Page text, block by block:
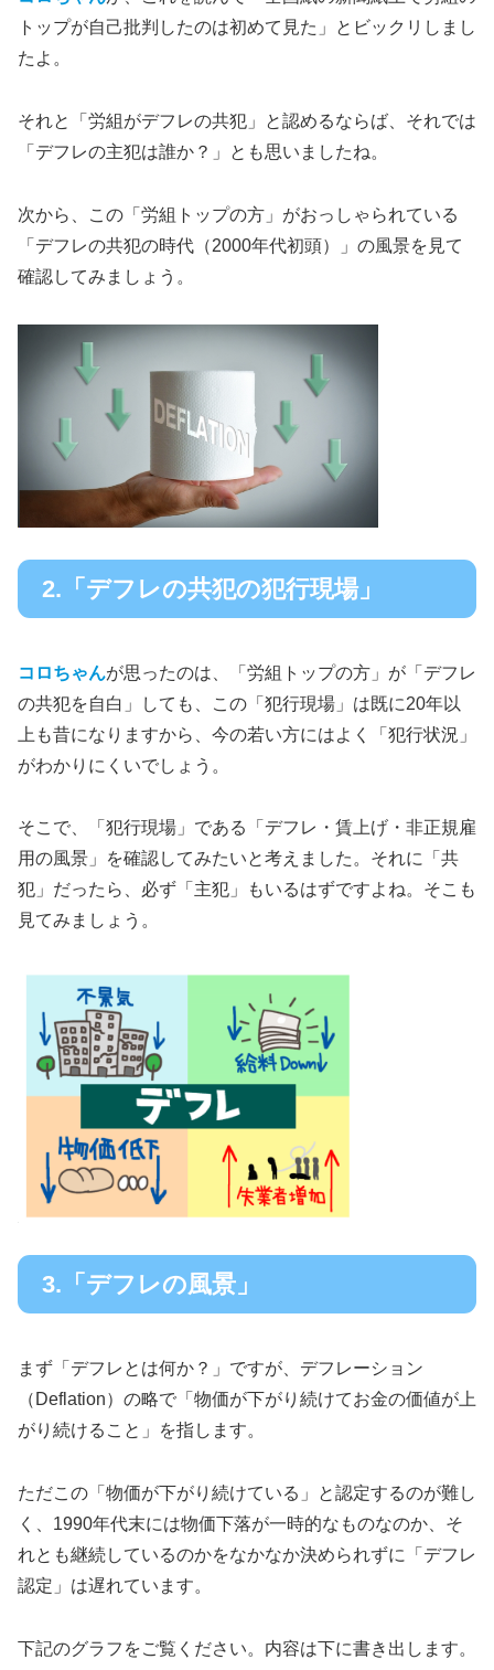
トップが自己批判したのは初めて見た」とビックリしまし
たよ。
それと「労組がデフレの共犯」と認めるならば、それでは
「デフレの主犯は誰か？」とも思いましたね。
次から、この「労組トップの方」がおっしゃられている
「デフレの共犯の時代（2000年代初頭）」の風景を見て
確認してみましょう。
2.「デフレの共犯の犯行現場」
コロちゃんが思ったのは、「労組トップの方」が「デフレ
の共犯を自白」しても、この「犯行現場」は既に20年以
上も昔になりますから、今の若い方にはよく「犯行状況」
がわかりにくいでしょう。
そこで、「犯行現場」である「デフレ・賃上げ・非正規雇
用の風景」を確認してみたいと考えました。それに「共
犯」だったら、必ず「主犯」もいるはずですよね。そこも
見てみましょう。
3.「デフレの風景」
まず「デフレとは何か？」ですが、デフレーション
（Deflation）の略で「物価が下がり続けてお金の価値が上
がり続けること」を指します。
ただこの「物価が下がり続けている」と認定するのが難し
く、1990年代末には物価下落が一時的なものなのか、そ
れとも継続しているのかをなかなか決められずに「デフレ
認定」は遅れています。
下記のグラフをご覧ください。内容は下に書き出します。